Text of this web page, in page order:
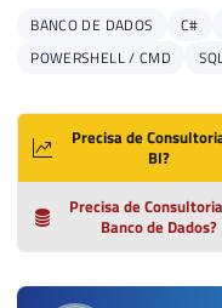
BANCO DE DADOS C#
POWERSHELL / CMD
Precisa de
BI?
Precisa de
Banco de Dados?